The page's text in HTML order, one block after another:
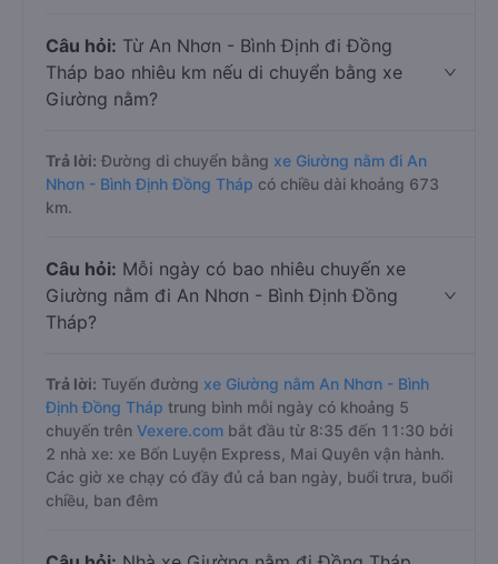
Câu hỏi: Từ An Nhơn - Bình Định đi Đồng
Tháp bao nhiêu km nếu di chuyển bằng xe
Giường nằm?
Trả lời: Đường di chuyển bằng xe Giường nằm đi An
Nhơn - Bình Định Đồng Tháp có chiều dài khoảng 673
km.
Câu hỏi: Mỗi ngày có bao nhiêu chuyến xe
Giường nằm đi An Nhơn - Bình Định Đồng
Tháp?
Trả lời: Tuyến đường xe Giường nằm An Nhơn - Bình
Định Đồng Tháp trung bình mỗi ngày có khoảng 5
chuyến trên Vexere.com bắt đầu từ 8:35 đến 11:30 bởi
2 nhà xe: xe Bốn Luyện Express, Mai Quyên vận hành.
Các giờ xe chạy có đầy đủ cả ban ngày, buổi trưa, buổi
chiều, ban đêm